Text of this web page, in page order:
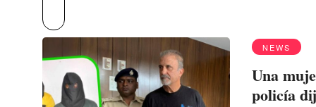
NEWS
Una
policía